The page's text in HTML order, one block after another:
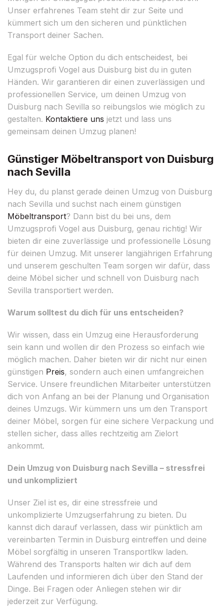
Unser erfahrenes Team steht dir zur Seite und
kümmert sich um den sicheren und pünktlichen
Transport deiner Sachen.
Egal für welche Option du dich entscheidest, bei
Umzugsprofi Vogel aus Duisburg bist du in guten
Händen. Wir garantieren dir einen zuverlässigen und
professionellen Service, um deinen Umzug von
Duisburg nach Sevilla so reibungslos wie möglich zu
gestalten. Kontaktiere uns jetzt und lass uns
gemeinsam deinen Umzug planen!
Günstiger Möbeltransport von Duisburg
nach Sevilla
Hey du, du planst gerade deinen Umzug von Duisburg
nach Sevilla und suchst nach einem günstigen
Möbeltransport? Dann bist du bei uns, dem
Umzugsprofi Vogel aus Duisburg, genau richtig! Wir
bieten dir eine zuverlässige und professionelle Lösung
für deinen Umzug. Mit unserer langjährigen Erfahrung
und unserem geschulten Team sorgen wir dafür, dass
deine Möbel sicher und schnell von Duisburg nach
Sevilla transportiert werden.
Warum solltest du dich für uns entscheiden?
Wir wissen, dass ein Umzug eine Herausforderung
sein kann und wollen dir den Prozess so einfach wie
möglich machen. Daher bieten wir dir nicht nur einen
günstigen Preis, sondern auch einen umfangreichen
Service. Unsere freundlichen Mitarbeiter unterstützen
dich von Anfang an bei der Planung und Organisation
deines Umzugs. Wir kümmern uns um den Transport
deiner Möbel, sorgen für eine sichere Verpackung und
stellen sicher, dass alles rechtzeitig am Zielort
ankommt.
Dein Umzug von Duisburg nach Sevilla – stressfrei
und unkompliziert
Unser Ziel ist es, dir eine stressfreie und
unkomplizierte Umzugserfahrung zu bieten. Du
kannst dich darauf verlassen, dass wir pünktlich am
vereinbarten Termin in Duisburg eintreffen und deine
Möbel sorgfältig in unseren Transportlkw laden.
Während des Transports halten wir dich auf dem
Laufenden und informieren dich über den Stand der
Dinge. Bei Fragen oder Anliegen stehen wir dir
jederzeit zur Verfügung.